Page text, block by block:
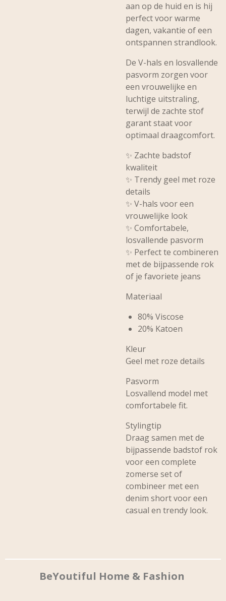
aan op de huid en is hij
perfect voor warme
dagen, vakantie of een
ontspannen strandlook.
De V-hals en losvallende
pasvorm zorgen voor
een vrouwelijke en
luchtige uitstraling,
terwijl de zachte stof
garant staat voor
optimaal draagcomfort.
✨ Zachte badstof
kwaliteit
✨ Trendy geel met roze
details
✨ V-hals voor een
vrouwelijke look
✨ Comfortabele,
losvallende pasvorm
✨ Perfect te combineren
met de bijpassende rok
of je favoriete jeans
Materiaal
80% Viscose
20% Katoen
Kleur
Geel met roze details
Pasvorm
Losvallend model met
comfortabele fit.
Stylingtip
Draag samen met de
bijpassende badstof rok
voor een complete
zomerse set of
combineer met een
denim short voor een
casual en trendy look.
BeYoutiful Home & Fashion